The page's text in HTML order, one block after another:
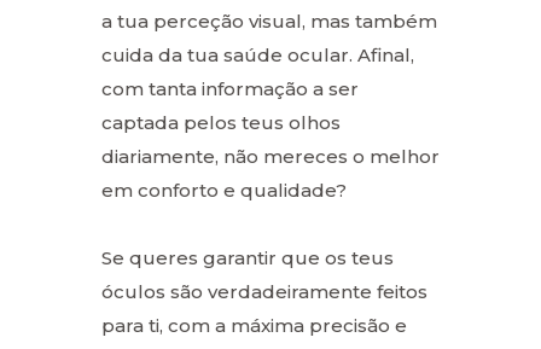
a tua perceção visual, mas também
cuida da tua saúde ocular. Afinal,
com tanta informação a ser
captada pelos teus olhos
diariamente, não mereces o melhor
em conforto e qualidade?
Se queres garantir que os teus
óculos são verdadeiramente feitos
para ti, com a máxima precisão e